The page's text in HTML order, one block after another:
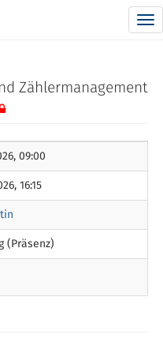
Zählermanagement
09:00
16:15
(Präsenz)